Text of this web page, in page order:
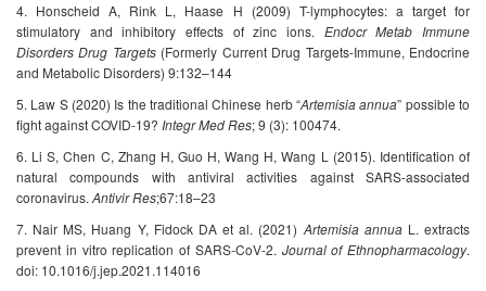
4. Honscheid A, Rink L, Haase H (2009) T-lymphocytes: a target for
stimulatory and inhibitory effects of zinc ions. Endocr Metab Immune
Disorders Drug Targets(Formerly Current Drug Targets-Immune, Endocrine
and Metabolic Disorders) 9:132–144
5. Law S (2020) Is the traditional Chinese herb “Artemisiaannua” possible to
fight against COVID-19? Integr Med Res; 9 (3): 100474.
6. Li S, Chen C, Zhang H, Guo H, Wang H, Wang L (2015). Identification of
natural compounds with antiviral activities against SARS-associated
coronavirus. Antivir Res;67:18–23
7. Nair MS, Huang Y, Fidock DA et al. (2021) Artemisia annuaL. extracts
prevent in vitro replication of SARS-CoV-2. Journal of Ethnopharmacology.
doi: 10.1016/j.jep.2021.114016